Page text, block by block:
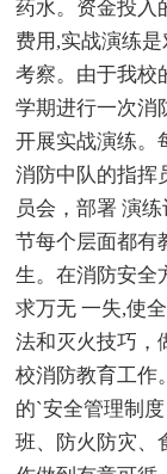
药水。资金投入
费用,实战演练
考察。由于我校
学期进行一次消
开展实战演练。
消防中队的指挥
员会，部署 演
节每个层面都有
生。在消防安全
求万无 一失,使
法和灭火技巧，
校消防教育工作
的`安全管理制
班、防火防灾、